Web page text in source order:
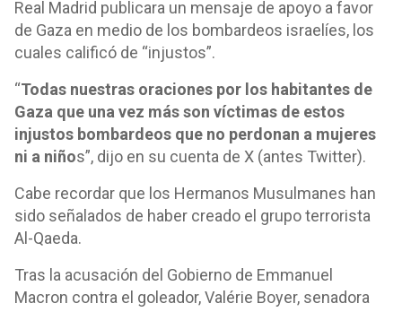
Real Madrid publicara un mensaje de apoyo a favor
de Gaza en medio de los bombardeos israelíes, los
cuales calificó de “injustos”.
“Todas nuestras oraciones por los habitantes de
Gaza que una vez más son víctimas de estos
injustos bombardeos que no perdonan a mujeres
ni a niños”, dijo en su cuenta de X (antes Twitter).
Cabe recordar que los Hermanos Musulmanes han
sido señalados de haber creado el grupo terrorista
Al-Qaeda.
Tras la acusación del Gobierno de Emmanuel
Macron contra el goleador, Valérie Boyer, senadora